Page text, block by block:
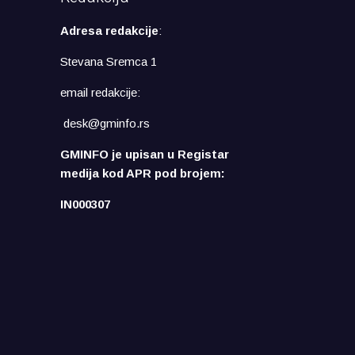
Adresa redakcije:
Stevana Sremca 1
email redakcije:
desk@gminfo.rs
GMINFO je upisan u Registar
medija kod APR pod brojem:
IN000307